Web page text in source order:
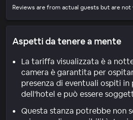
Reviews are from actual guests but are
Aspetti da tenere a mente
La tariffa visualizzata è a
camera è garantita per
presenza di eventuali ospiti in
dell'hotel e può essere
Questa stanza potrebbe non